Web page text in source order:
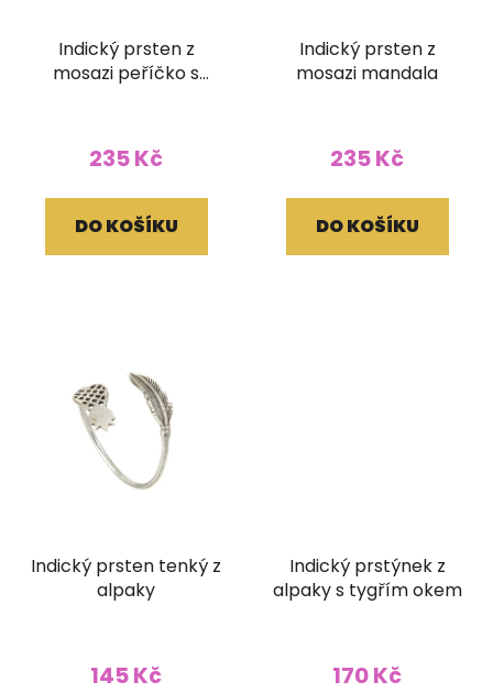
Indický prsten z
mosazi peříčko s
235 Kč
DO KOŠÍKU
Indický prsten z
mosazi mandala
235 Kč
DO KOŠÍKU
Indický prsten tenký z
alpaky
145 Kč
Indický prstýnek z
alpaky s tygřím okem
170 Kč